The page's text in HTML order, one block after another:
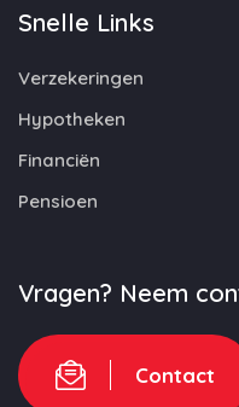
Snelle Links
Verzekeringen
Hypotheken
Financiën
Pensioen
Vragen? Neem
Contact